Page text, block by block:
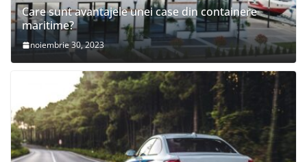
Care sunt avantajele unei case din containere
maritime?
noiembrie 30, 2023